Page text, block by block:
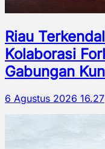
Riau
Kolaborasi
Gabungan
6 Agustus 2026 16.27